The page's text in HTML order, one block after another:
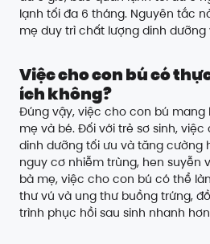
lạnh tối đa 6 tháng. Nguyên tắc
mẹ duy trì chất lượng dinh
Việc cho con bú có
ích không?
Đúng vậy, việc cho con bú mang
mẹ và bé. Đối với trẻ sơ sinh,
dinh dưỡng tối ưu và tăng cường
nguy cơ nhiễm trùng, hen suyễn
bà mẹ, việc cho con bú có thể
thư vú và ung thư buồng trứng,
trình phục hồi sau sinh nhanh